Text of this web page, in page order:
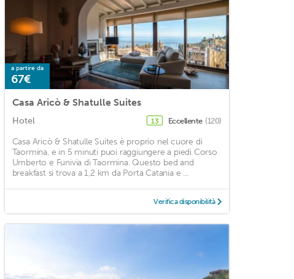
a partire da
67€
Casa Aricò & Shatulle Suites
Hotel 13 Eccellente (120)
Casa Aricò & Shatulle Suites è proprio nel cuore di
Taormina, e in 5 minuti puoi raggiungere a piedi Corso
Umberto e Funivia di Taormina. Questo bed and
breakfast si trova a 1,2 km da Porta Catania e ...
Verifica disponibilità